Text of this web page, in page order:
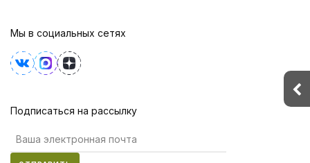
Мы в социальных сетях
Подписаться на рассылку